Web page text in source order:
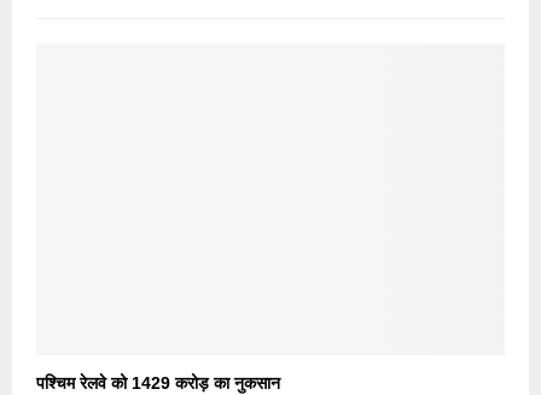
पश्चिम रेलवे को 1429 करोड़ का नुकसान